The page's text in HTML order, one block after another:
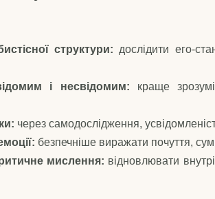
структури: дослідити его-
і несвідомим: краще
через самодослідження,
безпечніше виражати почуття,
мислення: відновлювати